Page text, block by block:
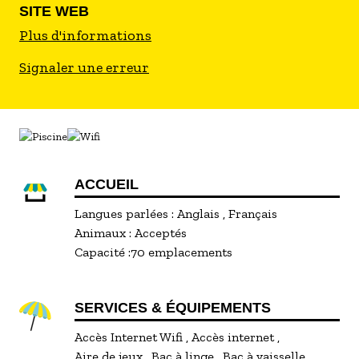
SITE WEB
Plus d'informations
Signaler une erreur
ACCUEIL
Langues parlées : Anglais
Français
Animaux : Acceptés
Capacité :70 emplacements
SERVICES & ÉQUIPEMENTS
Accès Internet Wifi Accès internet